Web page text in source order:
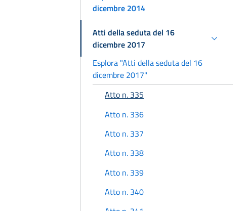
dicembre 2014
Atti della seduta del 16
dicembre 2017
Esplora "Atti della seduta del 16
dicembre 2017"
Atto n. 335
Atto n. 336
Atto n. 337
Atto n. 338
Atto n. 339
Atto n. 340